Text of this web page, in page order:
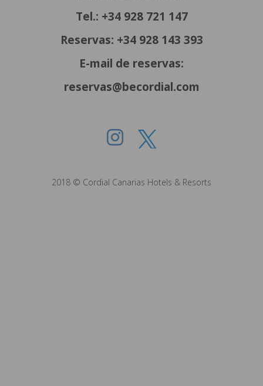
Tel.: +34 928 721 147
Reservas: +34 928 143 393
E-mail de reservas:
reservas@becordial.com
2018 © Cordial Canarias Hotels & Resorts